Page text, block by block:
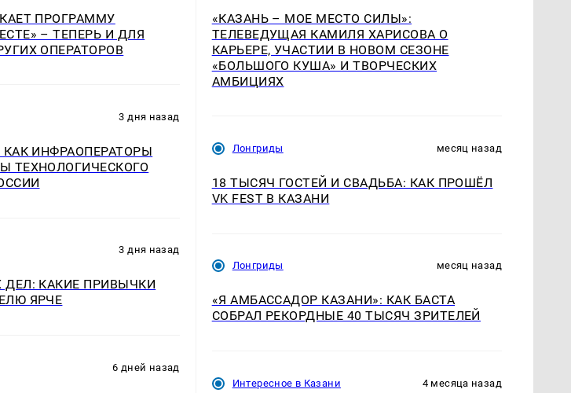
ПРОГРАММУ
– ТЕПЕРЬ И ДЛЯ
ОПЕРАТОРОВ
3 дня назад
ИНФРАОПЕРАТОРЫ
ТЕХНОЛОГИЧЕСКОГО
3 дня назад
КАКИЕ ПРИВЫЧКИ
ЯРЧЕ
6 дней назад
«КАЗАНЬ – МОЕ МЕСТО СИЛЫ»:
ТЕЛЕВЕДУЩАЯ КАМИЛЯ ХАРИСОВА О
КАРЬЕРЕ, УЧАСТИИ В НОВОМ СЕЗОНЕ
«БОЛЬШОГО КУША» И ТВОРЧЕСКИХ
АМБИЦИЯХ
Лонгриды месяц назад
18 ТЫСЯЧ ГОСТЕЙ И СВАДЬБА: КАК ПРОШЁЛ
VK FEST В КАЗАНИ
Лонгриды месяц назад
«Я АМБАССАДОР КАЗАНИ»: КАК БАСТА
СОБРАЛ РЕКОРДНЫЕ 40 ТЫСЯЧ ЗРИТЕЛЕЙ
Интересное в Казани 4 месяца назад